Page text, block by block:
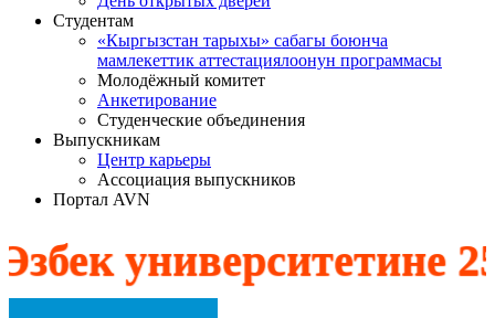
Студентам
«Кыргызстан тарыхы» сабагы боюнча
мамлекеттик аттестациялоонун программасы
Молодёжный комитет
Анкетирование
Студенческие объединения
Выпускникам
Центр карьеры
Ассоциация выпускников
Портал AVN
университетине 25